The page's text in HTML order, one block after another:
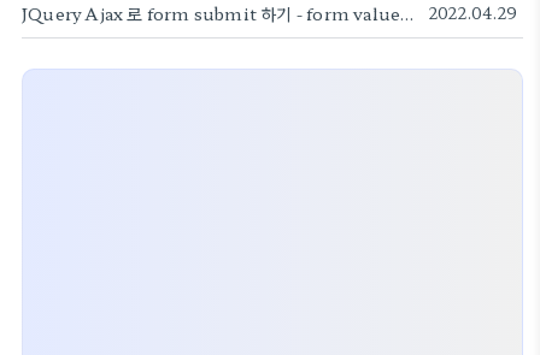
JQuery Ajax 로 form submit 하기 - form value 그대로 가져오기 2022.04.29